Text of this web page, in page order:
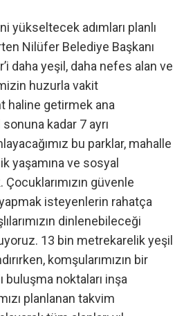
yükseltecek adımları planlı
Nilüfer Belediye Başkanı
daha yeşil, daha nefes alan ve
huzurla vakit
haline getirmek ana
kadar 7 ayrı
bu parklar, mahalle
yaşamına ve sosyal
güvenle
isteyenlerin rahatça
dinlenebileceği
13 bin metrekarelik yeşil
komşularımızın bir
buluşma noktaları inşa
planlanan takvim